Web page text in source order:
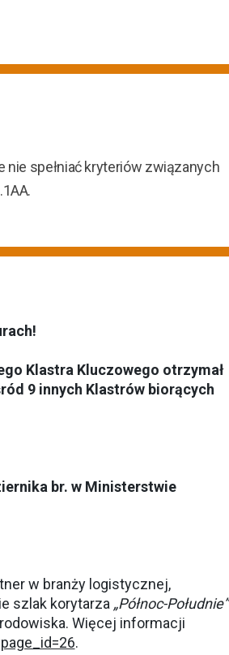
nie spełniać kryteriów związanych
Klastra Kluczowego otrzymał
9 innych Klastrów biorących
br. w Ministerstwie
w branży logistycznej,
szlak korytarza „Północ-Południe”
Więcej informacji
.